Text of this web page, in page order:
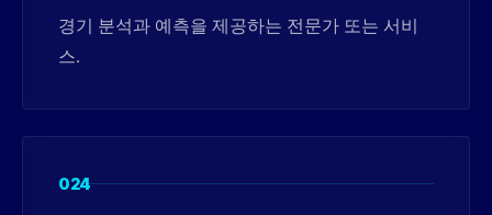
경기 분석과 예측을 제공하는 전문가 또는 서비
스.
024